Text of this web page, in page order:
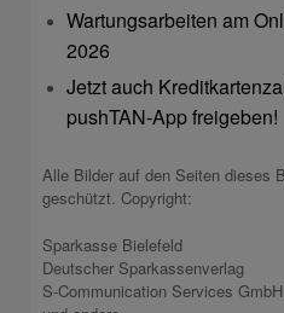
Wartungsarbeiten am
2026
Jetzt auch
pushTAN-App freigeben!
Alle Bilder auf den Seiten dieses
geschützt. Copyright:
Sparkasse Bielefeld
Deutscher Sparkassenverlag
S-Communication Services GmbH